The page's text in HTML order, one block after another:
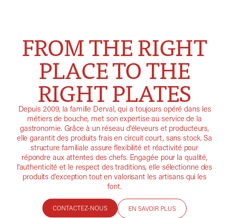
FROM THE RIGHT
PLACE TO THE
RIGHT PLATES
Depuis 2009, la famille Derval, qui a toujours opéré dans les
métiers de bouche, met son expertise au service de la
gastronomie. Grâce à un réseau d'éleveurs et producteurs,
elle garantit des produits frais en circuit court, sans stock. Sa
structure familiale assure flexibilité et réactivité pour
répondre aux attentes des chefs. Engagée pour la qualité,
l'authenticité et le respect des traditions, elle sélectionne des
produits d'exception tout en valorisant les artisans qui les
font.
CONTACTEZ-NOUS EN SAVOIR PLUS